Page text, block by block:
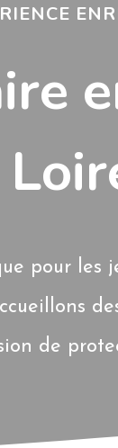
pour les
de